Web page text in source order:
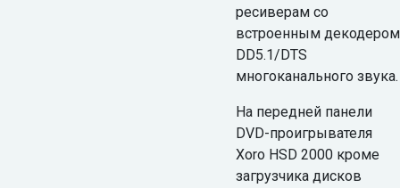
ресиверам со
встроенным декодером
DD5.1/DTS
многоканального звука.
На передней панели
DVD-проигрывателя
Xoro HSD 2000 кроме
загрузчика дисков